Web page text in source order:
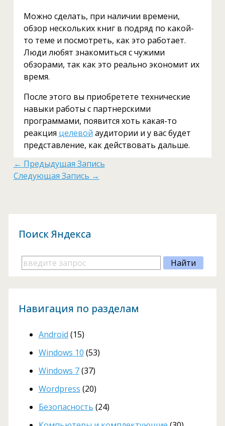
Можно сделать, при наличии времени,
обзор нескольких книг в подряд по какой-
то теме и посмотреть, как это работает.
Люди любят знакомиться с чужими
обзорами, так как это реально экономит их
время.
После этого вы приобретете технические
навыки работы с партнерскими
программами, появится хоть какая-то
реакция целевой аудитории и у вас будет
представление, как действовать дальше.
← Предыдущая Запись
Следующая Запись →
Поиск Яндекса
Навигация по разделам
Android (15)
Windows 10 (53)
Windows 7(37)
Wordpress (20)
Безопасность (24)